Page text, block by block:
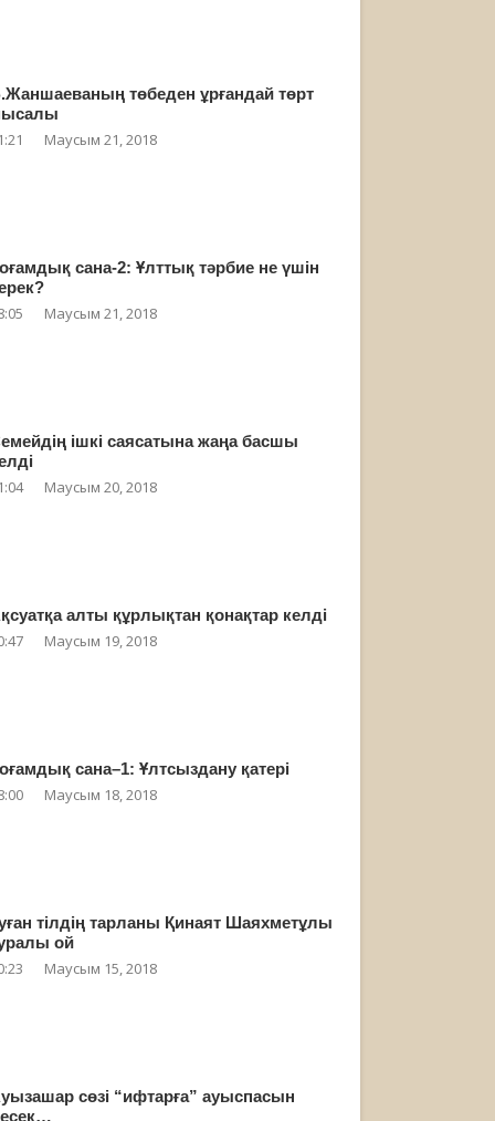
төбеден ұрғандай төрт
Маусым 21, 2018
сана-2: Ұлттық тәрбие не үшін
Маусым 21, 2018
ішкі саясатына жаңа басшы
Маусым 20, 2018
алты құрлықтан қонақтар келді
Маусым 19, 2018
сана–1: Ұлтсыздану қатері
Маусым 18, 2018
тілдің тарланы Қинаят Шаяхметұлы
ой
Маусым 15, 2018
сөзі “ифтарға” ауыспасын